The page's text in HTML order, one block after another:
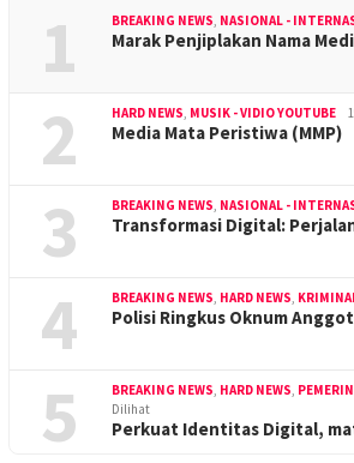
1 BREAKING NEWS, NASIONAL -
Marak Penjiplakan Nama
2 HARD NEWS, MUSIK - VIDIO YOUTUBE
Media Mata Peristiwa (MMP)
3 BREAKING NEWS, NASIONAL -
Transformasi Digital:
4 BREAKING NEWS, HARD NEWS,
Polisi Ringkus Oknum
5 BREAKING NEWS, HARD NEWS,
Dilihat
Perkuat Identitas Digital,